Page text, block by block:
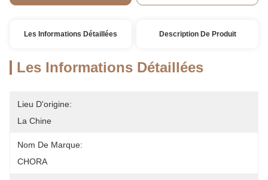
Les Informations Détaillées Description De Produit
Les Informations Détaillées
Lieu D'origine:
La Chine
Nom De Marque:
CHORA